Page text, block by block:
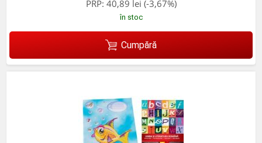
PRP: 40,89 lei (-3,67%)
în stoc
Cumpără